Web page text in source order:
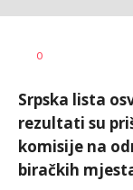
AUTOR
0
Srpska lista
rezultati su
komisije na
biračkih